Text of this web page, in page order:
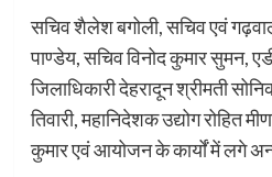
सचिव शैलेश बगोली, सचिव एवं
पाण्डेय, सचिव विनोद कुमार सुमन,
जिलाधिकारी देहरादून श्रीमती
तिवारी, महानिदेशक उद्योग रोहित
कुमार एवं आयोजन के कार्यों में लगे